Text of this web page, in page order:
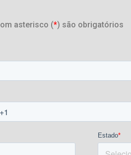
asterisco (*) são obrigatórios